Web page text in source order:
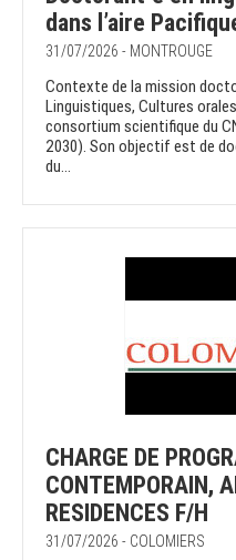
dans l’aire
31/07/2026 - MONTROUGE
Contexte de la mission
Linguistiques, Cultures
consortium scientifique du
2030). Son objectif est de
du...
CHARGE DE
CONTEMPORAIN,
RESIDENCES F/H
31/07/2026 - COLOMIERS